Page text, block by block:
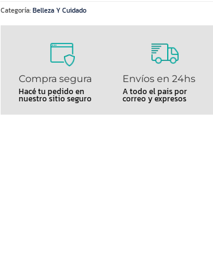
Categoría:Belleza Y Cuidado
Compra segura
Hacé tu pedido en
nuestro sitio seguro
Envíos en 24hs
A todo el pais por
correo y expresos